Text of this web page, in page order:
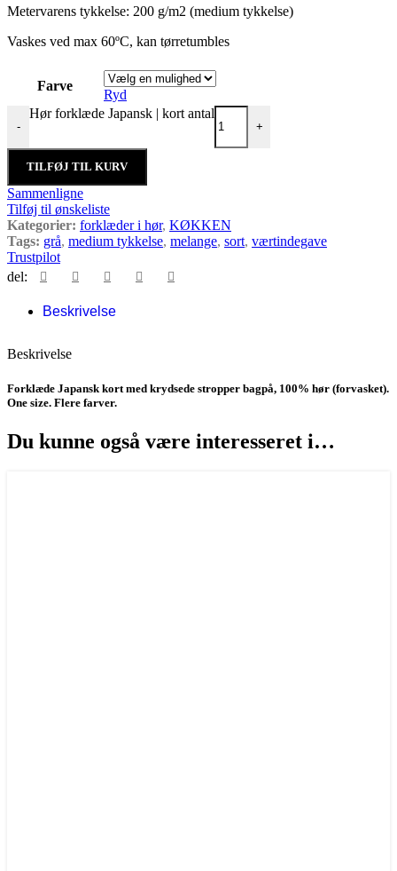
Metervarens tykkelse: 200 g/m2 (medium tykkelse)
Vaskes ved max 60ºC, kan tørretumbles
Farve
Ryd
-
Hør forklæde Japansk | kort antal
+
TILFØJ TIL KURV
Sammenligne
Tilføj til ønskeliste
Kategorier: forklæder i hør, KØKKEN
Tags: grå, medium tykkelse, melange, sort, værtindegave
Trustpilot
del:
Beskrivelse
Beskrivelse
Forklæde Japansk kort med krydsede stropper bagpå, 100% hør (forvasket).
One size. Flere farver.
Du kunne også være interesseret i…